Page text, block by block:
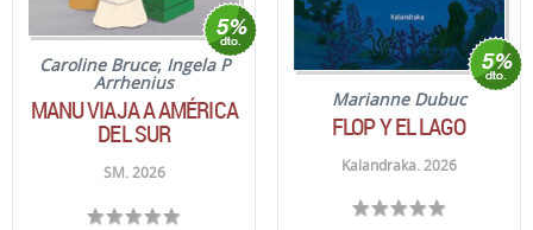
Caroline Bruce; Ingela P
Arrhenius
MANU VIAJA A AMÉRICA
DEL SUR
SM. 2026
Marianne Dubuc
FLOP Y EL LAGO
Kalandraka. 2026